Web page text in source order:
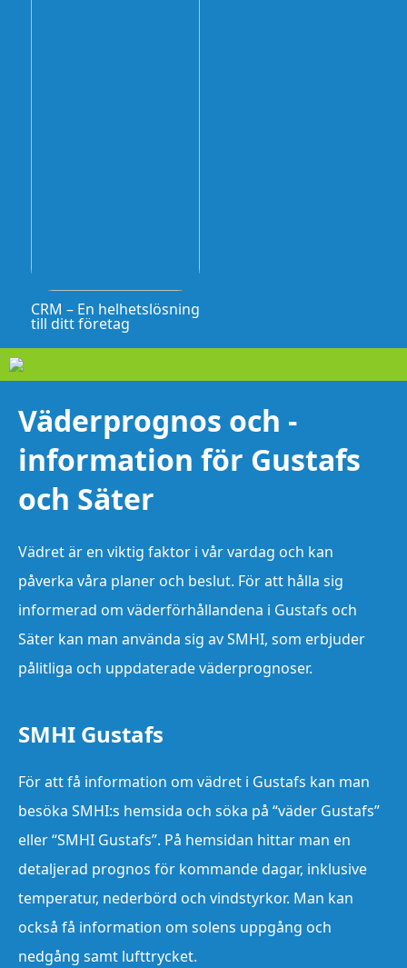
CRM – En helhetslösning
till ditt företag
Väderprognos och -
information för Gustafs
och Säter
Vädret är en viktig faktor i vår vardag och kan
påverka våra planer och beslut. För att hålla sig
informerad om väderförhållandena i Gustafs och
Säter kan man använda sig av SMHI, som erbjuder
pålitliga och uppdaterade väderprognoser.
SMHI Gustafs
För att få information om vädret i Gustafs kan man
besöka SMHI:s hemsida och söka på “väder Gustafs”
eller “SMHI Gustafs”. På hemsidan hittar man en
detaljerad prognos för kommande dagar, inklusive
temperatur, nederbörd och vindstyrkor. Man kan
också få information om solens uppgång och
nedgång samt lufttrycket.